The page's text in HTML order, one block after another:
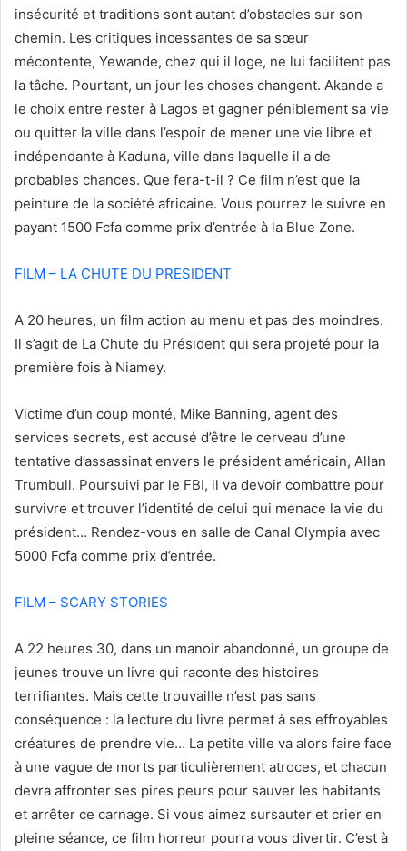
insécurité et traditions sont autant d’obstacles sur son
chemin. Les critiques incessantes de sa sœur
mécontente, Yewande, chez qui il loge, ne lui facilitent pas
la tâche. Pourtant, un jour les choses changent. Akande a
le choix entre rester à Lagos et gagner péniblement sa vie
ou quitter la ville dans l’espoir de mener une vie libre et
indépendante à Kaduna, ville dans laquelle il a de
probables chances. Que fera-t-il ? Ce film n’est que la
peinture de la société africaine. Vous pourrez le suivre en
payant 1500 Fcfa comme prix d’entrée à la Blue Zone.
FILM – LA CHUTE DU PRESIDENT
A 20 heures, un film action au menu et pas des moindres.
Il s’agit de La Chute du Président qui sera projeté pour la
première fois à Niamey.
Victime d’un coup monté, Mike Banning, agent des
services secrets, est accusé d’être le cerveau d’une
tentative d’assassinat envers le président américain, Allan
Trumbull. Poursuivi par le FBI, il va devoir combattre pour
survivre et trouver l’identité de celui qui menace la vie du
président… Rendez-vous en salle de Canal Olympia avec
5000 Fcfa comme prix d’entrée.
FILM – SCARY STORIES
A 22 heures 30, dans un manoir abandonné, un groupe de
jeunes trouve un livre qui raconte des histoires
terrifiantes. Mais cette trouvaille n’est pas sans
conséquence : la lecture du livre permet à ses effroyables
créatures de prendre vie… La petite ville va alors faire face
à une vague de morts particulièrement atroces, et chacun
devra affronter ses pires peurs pour sauver les habitants
et arrêter ce carnage. Si vous aimez sursauter et crier en
pleine séance, ce film horreur pourra vous divertir. C’est à